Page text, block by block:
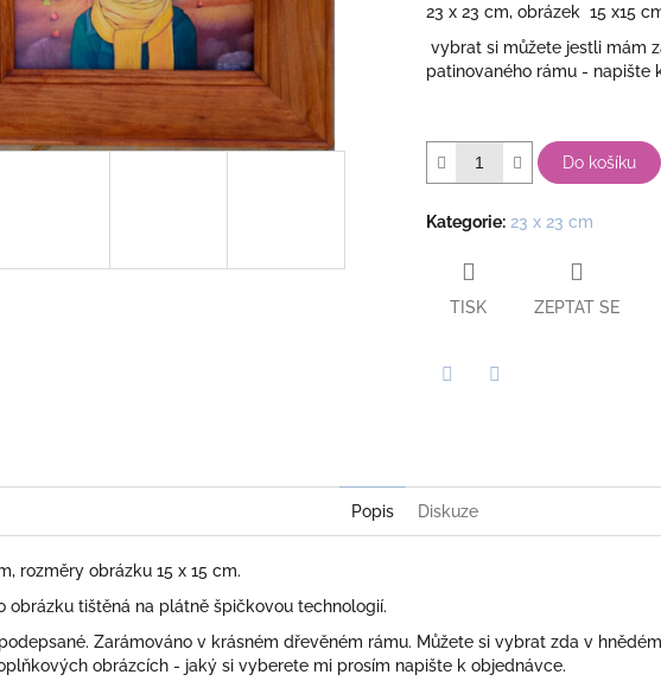
23 x 23 cm, obrázek 15 x15
vybrat si můžete jestli mám
patinovaného rámu - napište
Do košíku
Kategorie: 23 x 23 cm
TISK ZEPTAT SE
Popis Diskuze
rozměry obrázku 15 x 15 cm.
obrázku tištěná na plátně špičkovou technologií.
Zarámováno v krásném dřevěném rámu. Můžete si vybrat zda v
obrázcích - jaký si vyberete mi prosím napište k objednávce.